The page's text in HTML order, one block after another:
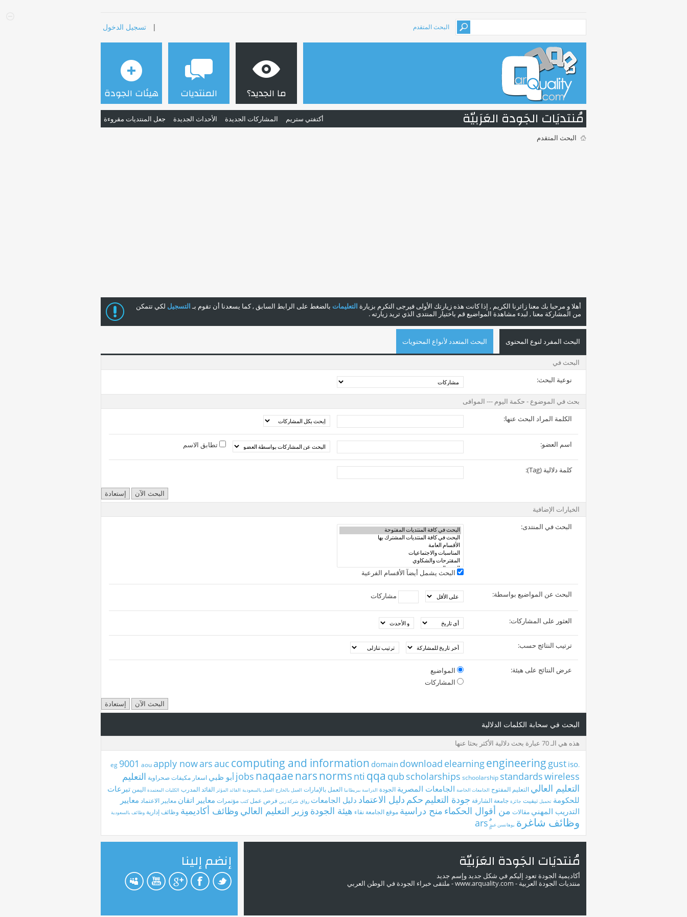
البحث المتقدم | تسجيل الدخول
ما الجديد؟
أكتفتي ستريم المشاركات الجديدة الأحداث الجديدة جعل المنتديات مقروءة
المنتديات هيئات الجودة
مُنتديَات الجَودة العَرَبيّة
البحث المتقدم
أهلا و مرحبا بك معنا زائرنا الكريم , إذا كانت هذه زيارتك الأولى فيرجى التكرم بزيارة التعليمات بالضغط على الرابط السابق , كما يسعدنا أن تقوم بـالتسجيل لكي تتمكن
من المشاركة معنا , لبدء مشاهدة المواضيع قم باختيار المنتدى الذي تريد زيارته .
البحث المفرد لنوع المحتوى البحث المتعدد لأنواع المحتويات
البحث في
نوعية البحث:
بحث في الموضوع - حكمة اليوم --- الموافى
الكلمة المراد البحث عنها:
اسم العضو: تطابق الاسم
كلمة دلالية (Tag):
الخيارات الإضافية
البحث في المنتدى:
البحث يشمل أيضآ الأقسام الفرعية
البحث عن المواضيع بواسطة: مشاركات
العثور على المشاركات:
ترتيب النتائج حسب:
عرض النتائج على هيئة:
المواضيع
المشاركات
البحث في سحابة الكلمات الدلالية
هذه هي الـ 70 عبارة بحث دلالية الأكثر بحثا عنها
.eg
9001 aou apply nowars auc computing and information domain download elearningengineering gust iso
jobs naqaaenarsnorms nti qqa qub scholarships schoolarship standardswireless أبو ظبي اسعار مكيفات صحراوية التعليم
التعليم العالي التعليم المفتوح الجامعات الخاصة الجامعات المصرية الجودة الدراسة ببريطانيا العمل بالإمارات العمل بالخارج العمل بالسعودية القائد المؤثر القائد المدرب الكليات المعتمدة اليمن تبرعات
للحكومة تحميل تيفيت جائزة جامعة الشارقة جودة التعليم حكم دليل الاعتماد دليل الجامعات رواق شركة زين فرص عمل كتب مؤتمرات معايير اتقان معايير الاعتماد معايير
التدريب المهني مقالات من أقوال الحكماء منح دراسية موقع الجامعة نقاء هيئة الجودة وزير التعليم العالي وظائف أكاديمية وظائف إدارية وظائف بالسعودية
وظائف شاغرة يوهانسن عيد
مُنتديَات الجَودة العَرَبيّة
أكاديمية الجودة تعود إليكم في شكل جديد وإسم جديد
منتديات الجودة العربية - www.arquality.com - ملتقى خبراء الجودة في الوطن العربي
إنضم إلينا